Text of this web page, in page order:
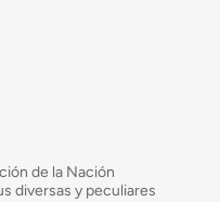
de la Nación
diversas y peculiares